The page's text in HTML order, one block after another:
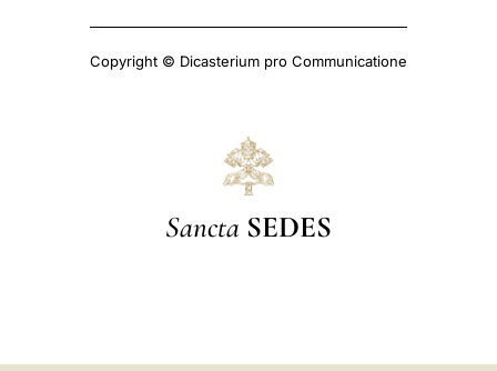
Copyright © Dicasterium pro Communicatione
Sancta SEDES